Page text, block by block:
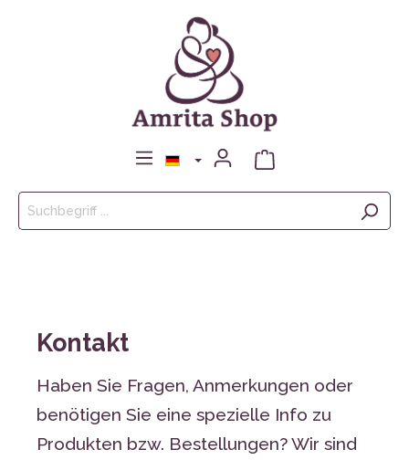
Kontakt
Haben Sie Fragen, Anmerkungen oder
benötigen Sie eine spezielle Info zu
Produkten bzw. Bestellungen? Wir sind